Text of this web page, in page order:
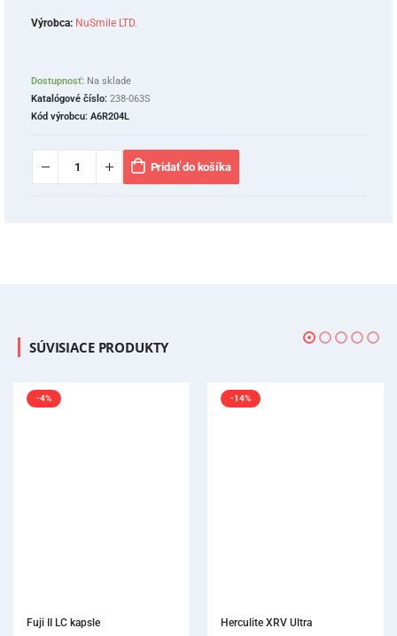
Výrobca: NuSmile LTD.
Dostupnosť: Na sklade
Katalógové číslo: 238-063S
Kód výrobcu: A6R204L
Pridať do košíka
SÚVISIACE PRODUKTY
-4%
Fuji II LC kapsle
-14%
Herculite XRV Ultra